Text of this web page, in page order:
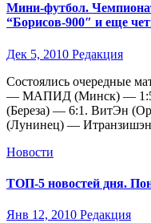
Мини-футбол.
“Борисов-900″ и еще
Дек 5, 2010 Редакция
Состоялись очередные
— МАПИД (Минск) — 1:5.
(Береза) — 6:1. ВитЭн
(Лунинец) —
Новости
ТОП-5 новостей дня.
Янв 12, 2010 Редакция